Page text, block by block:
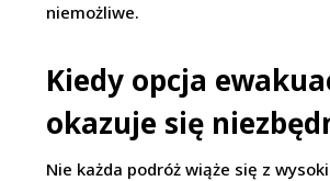
niemożliwe.
Kiedy opcja
okazuje się
Nie każda podróż wiąże się z